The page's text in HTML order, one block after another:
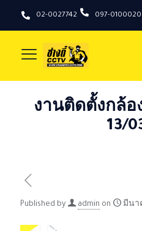
02-0027742 097-0100020
งานติดตั้งกล้อ
13/
Published by admin on มีนา